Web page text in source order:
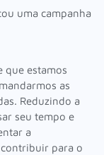
uma campanha
que estamos
as
Reduzindo a
seu tempo e
a
para o